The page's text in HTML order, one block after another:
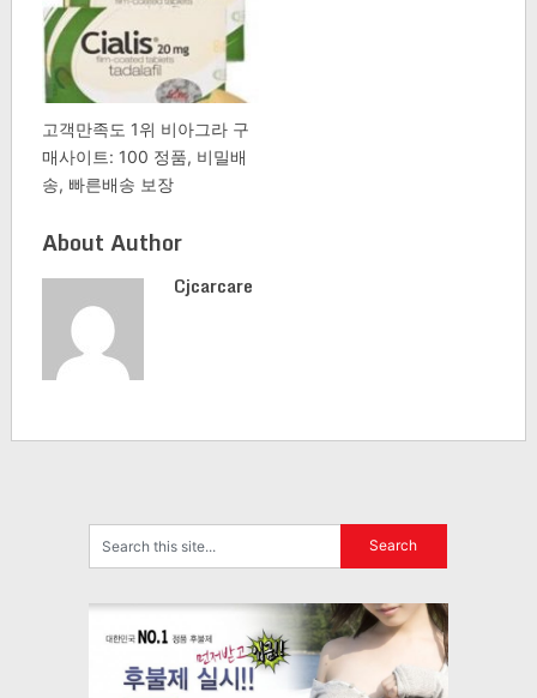
고객만족도 1위 비아그라 구
매사이트: 100 정품, 비밀배
송, 빠른배송 보장
About Author
Cjcarcare